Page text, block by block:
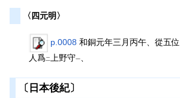
〈四元明〉
p.0008 和銅元年三月丙午、從五
人爲二 上野守一
〔日本後紀〕